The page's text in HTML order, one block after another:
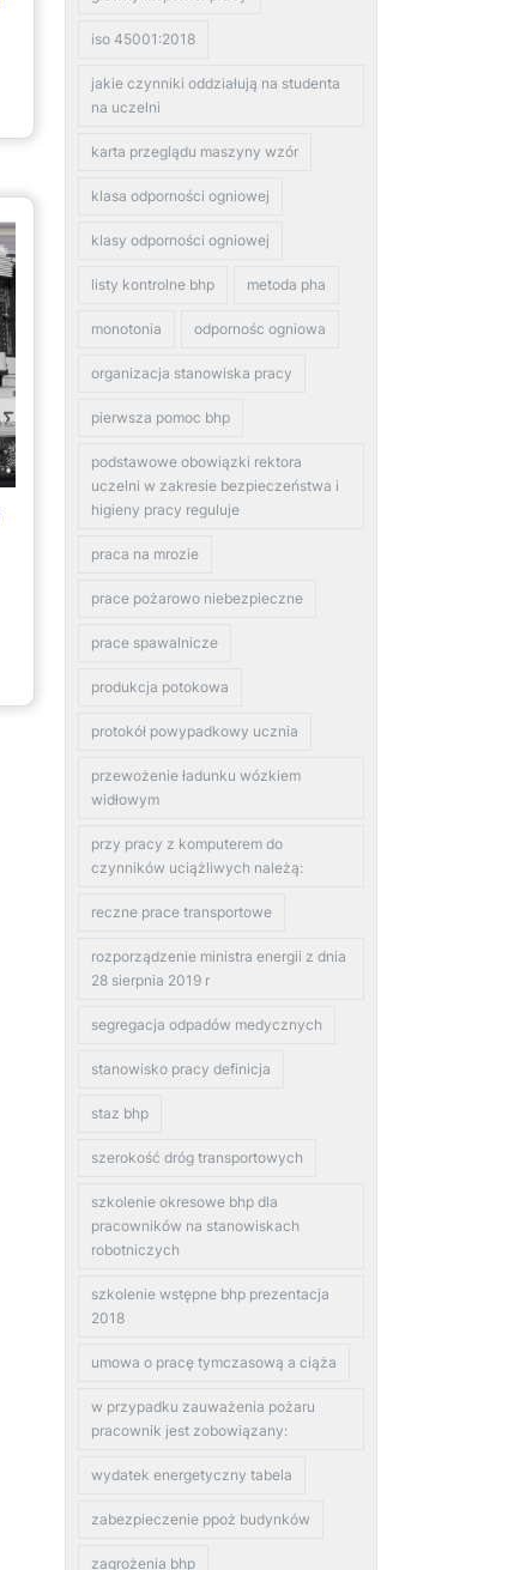
iso 45001:2018
jakie czynniki oddziałują na studenta
na uczelni
karta przeglądu maszyny wzór
klasa odporności ogniowej
klasy odporności ogniowej
listy kontrolne bhp metoda pha
monotonia odpornośc ogniowa
organizacja stanowiska pracy
pierwsza pomoc bhp
podstawowe obowiązki rektora
uczelni w zakresie bezpieczeństwa i
higieny pracy reguluje
praca na mrozie
prace pożarowo niebezpieczne
prace spawalnicze
produkcja potokowa
protokół powypadkowy ucznia
przewożenie ładunku wózkiem
widłowym
przy pracy z komputerem do
czynników uciążliwych należą:
reczne prace transportowe
rozporządzenie ministra energii z dnia
28 sierpnia 2019 r
segregacja odpadów medycznych
stanowisko pracy definicja
staz bhp
szerokość dróg transportowych
szkolenie okresowe bhp dla
pracowników na stanowiskach
robotniczych
szkolenie wstępne bhp prezentacja
2018
umowa o pracę tymczasową a ciąża
w przypadku zauważenia pożaru
pracownik jest zobowiązany:
wydatek energetyczny tabela
zabezpieczenie ppoż budynków
zagrożenia bhp